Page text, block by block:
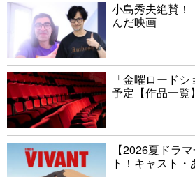
小島秀夫絶賛！
んだ映画
「金曜ロード
予定【作品一覧】
【2026夏ドラ
ト！キャスト・